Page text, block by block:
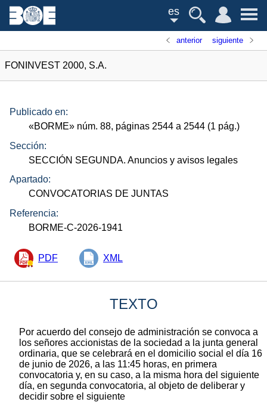
es
anterior siguiente
FONINVEST 2000, S.A.
Publicado en:
«BORME» núm. 88, páginas 2544 a 2544 (1 pág.)
Sección:
SECCIÓN SEGUNDA. Anuncios y avisos legales
Apartado:
CONVOCATORIAS DE JUNTAS
Referencia:
BORME-C-2026-1941
PDF XML
TEXTO
Por acuerdo del consejo de administración se convoca a
los señores accionistas de la sociedad a la junta general
ordinaria, que se celebrará en el domicilio social el día 16
de junio de 2026, a las 11:45 horas, en primera
convocatoria y, en su caso, a la misma hora del siguiente
día, en segunda convocatoria, al objeto de deliberar y
decidir sobre el siguiente